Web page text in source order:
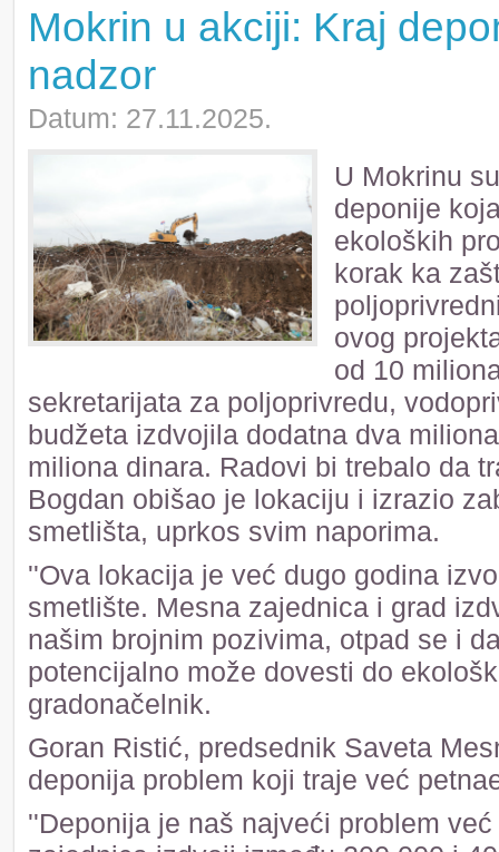
Mokrin u akciji: Kraj
nadzor
Datum: 27.11.2025.
U Mokrinu
deponije
ekoloških
korak ka
ovog
od 10
sekretarijata za poljoprivredu,
budžeta izdvojila dodatna dva
miliona dinara. Radovi bi trebalo da
Bogdan obišao je lokaciju i izrazio
smetlišta, uprkos svim naporima.
''Ova lokacija je već dugo godina
smetlište. Mesna zajednica i grad
našim brojnim pozivima, otpad se i
potencijalno može dovesti do
gradonačelnik.
Goran Ristić, predsednik Saveta
deponija problem koji traje već
''Deponija je naš najveći problem